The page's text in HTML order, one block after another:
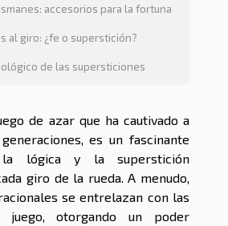
accesorios para la fortuna
al giro: ¿fe o superstición?
de las supersticiones
de azar que ha cautivado a
es un fascinante
lógica y la superstición
giro de la rueda. A menudo,
se entrelazan con las
juego, otorgando un poder